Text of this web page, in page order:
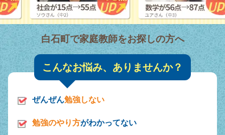
白石町で家庭教師をお探しの方へ
こんなお悩み、ありませんか？
ぜんぜん勉強しない
勉強のやり方がわかってない